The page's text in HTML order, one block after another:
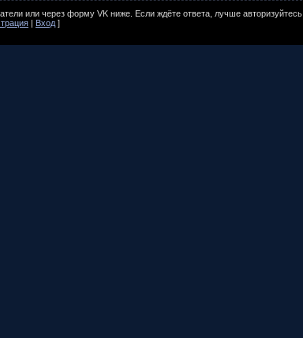
или через форму VK ниже. Если ждёте ответа, лучше авторизуйтесь..
| Вход ]